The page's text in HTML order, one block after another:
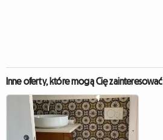
Inne oferty, które mogą Cię zainteresować